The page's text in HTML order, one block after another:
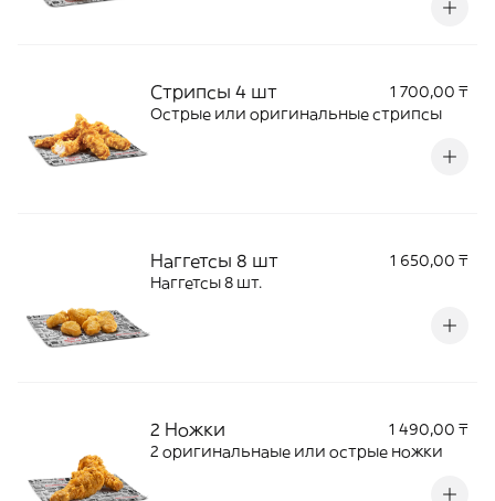
Стрипсы 4 шт
1 700,00 ₸
Острые или оригинальные стрипсы
Наггетсы 8 шт
1 650,00 ₸
Наггетсы 8 шт.
2 Ножки
1 490,00 ₸
2 оригинальнаые или острые ножки